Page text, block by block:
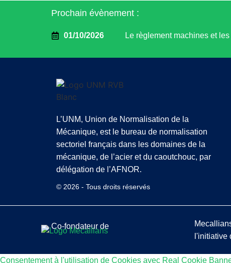
Prochain évènement :
01/10/2026 Le règlement machines et
L’UNM, Union de Normalisation de la
Mécanique, est le bureau de normalisation
sectoriel français dans les domaines de la
mécanique, de l’acier et du caoutchouc, par
délégation de l’AFNOR.
© 2026 - Tous droits réservés
Co-fondateur de
l'initiative
Consentement à l'utilisation de Cookies avec Real Cookie